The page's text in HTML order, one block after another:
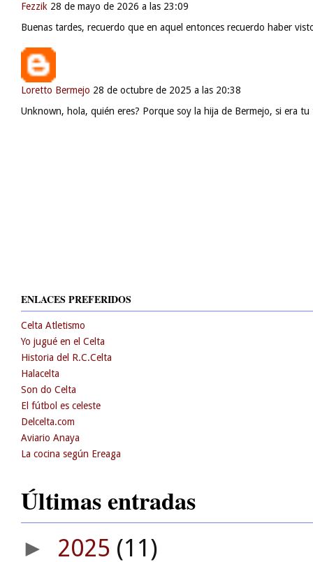
Fezzik 28 de mayo de 2026 a las 23:09
Buenas tardes, recuerdo que en aquel entonces recuerdo haber
Loretto Bermejo 28 de octubre de 2025 a las 20:38
Unknown, hola, quién eres? Porque soy la hija de Bermejo, si era
ENLACES PREFERIDOS
Celta Atletismo
Yo jugué en el Celta
Historia del R.C.Celta
Halacelta
Son do Celta
El fútbol es celeste
Delcelta.com
Aviario Anaya
La cocina según Ereaga
Últimas entradas
► 2025 (11)